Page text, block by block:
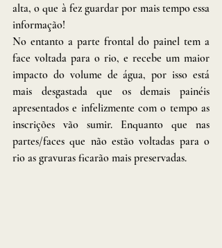
alta, o que à fez guardar por mais tempo essa
informação!
No entanto a parte frontal do painel tem a
face voltada para o rio, e recebe um maior
impacto do volume de água, por isso está
mais desgastada que os demais painéis
apresentados e infelizmente com o tempo as
inscrições vão sumir. Enquanto que nas
partes/faces que não estão voltadas para o
rio as gravuras ficarão mais preservadas.